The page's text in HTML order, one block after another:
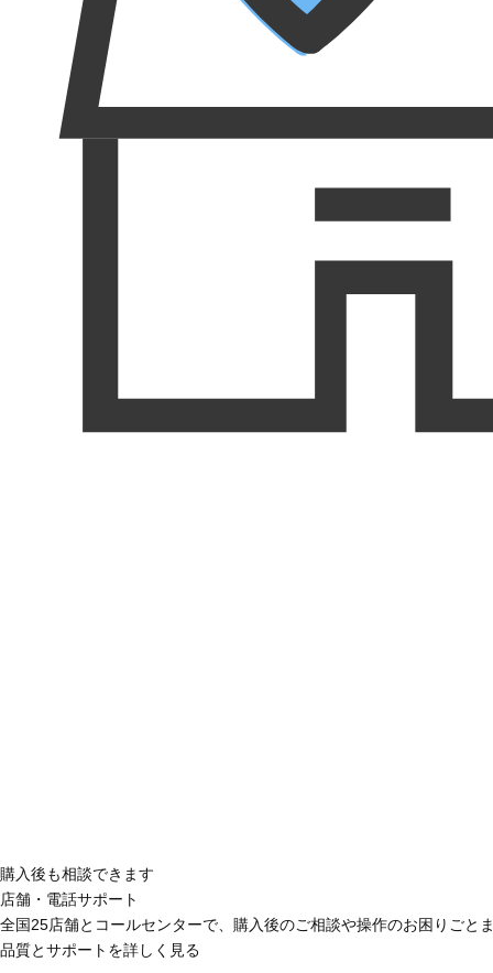
購入後も相談できます
店舗・電話サポート
全国25店舗とコールセンターで、購入後のご相談や操作のお困りごと
品質とサポートを詳しく見る